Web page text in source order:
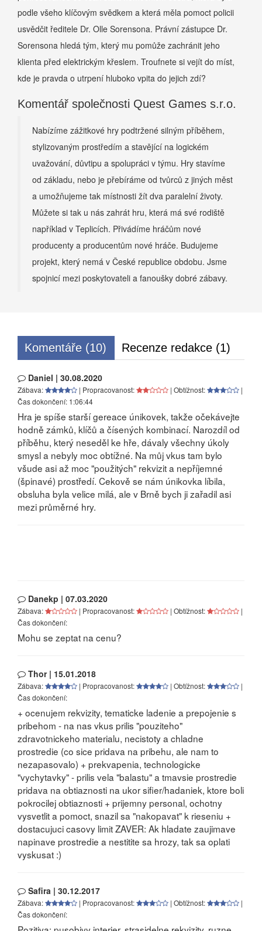
podle všeho klíčovým svědkem a která měla pomoct policii
usvědčit ředitele Dr. Olle Sorensona. Právní zástupce Dr.
Sorensona hledá tým, který mu pomůže zachránit jeho
klienta před elektrickým křeslem. Troufnete si vejít do míst,
kde je pravda o utrpení hluboko vpita do jejich zdí?
Komentář společnosti Quest Games s.r.o.
Nabízíme zážitkové hry podtržené silným příběhem,
stylizovaným prostředím a stavějící na logickém
uvažování, důvtipu a spolupráci v týmu. Hry stavíme
od základu, nebo je přebíráme od tvůrců z jiných měst
a umožňujeme tak místnosti žít dva paralelní životy.
Můžete si tak u nás zahrát hru, která má své rodiště
například v Teplicích. Přivádíme hráčům nové
producenty a producentům nové hráče. Budujeme
projekt, který nemá v České republice obdobu. Jsme
spojnicí mezi poskytovateli a fanoušky dobré zábavy.
Komentáře (10) Recenze redakce (1)
Daniel | 30.08.2020
Zábava: | Propracovanost: | Obtížnost:
|
Čas dokončení: 1:06:44
Hra je spíše starší gereace únikovek, takže očekávejte
hodně zámků, klíčů a čísených kombinací. Narozdíl od
příběhu, který neseděl ke hře, dávaly všechny úkoly
smysl a nebyly moc obtížné. Na můj vkus tam bylo
všude asi až moc "použitých" rekvizit a nepříjemné
(špinavé) prostředí. Cekově se nám únikovka líbila,
obsluha byla velice milá, ale v Brně bych ji zařadil asi
mezi průměrné hry.
Danekp | 07.03.2020
Zábava: | Propracovanost: | Obtížnost:
|
Čas dokončení:
Mohu se zeptat na cenu?
Thor | 15.01.2018
Zábava: | Propracovanost: | Obtížnost:
|
Čas dokončení:
+ ocenujem rekvizity, tematicke ladenie a prepojenie s
pribehom - na nas vkus prilis "pouziteho"
zdravotnickeho materialu, necistoty a chladne
prostredie (co sice pridava na pribehu, ale nam to
nezapasovalo) + prekvapenia, technologicke
"vychytavky" - prilis vela "balastu" a tmavsie prostredie
pridava na obtiaznosti na ukor sifier/hadaniek, ktore boli
pokrocilej obtiaznosti + prijemny personal, ochotny
vysvetlit a pomoct, snazil sa "nakopavat" k rieseniu +
dostacujuci casovy limit ZAVER: Ak hladate zaujimave
napinave prostredie a nestitite sa hrozy, tak sa oplati
vyskusat :)
Safira | 30.12.2017
Zábava: | Propracovanost: | Obtížnost:
|
Čas dokončení: